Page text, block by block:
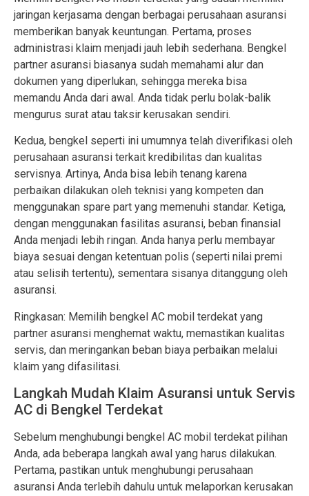
jaringan kerjasama dengan berbagai perusahaan asuransi
memberikan banyak keuntungan. Pertama, proses
administrasi klaim menjadi jauh lebih sederhana. Bengkel
partner asuransi biasanya sudah memahami alur dan
dokumen yang diperlukan, sehingga mereka bisa
memandu Anda dari awal. Anda tidak perlu bolak-balik
mengurus surat atau taksir kerusakan sendiri.
Kedua, bengkel seperti ini umumnya telah diverifikasi oleh
perusahaan asuransi terkait kredibilitas dan kualitas
servisnya. Artinya, Anda bisa lebih tenang karena
perbaikan dilakukan oleh teknisi yang kompeten dan
menggunakan spare part yang memenuhi standar. Ketiga,
dengan menggunakan fasilitas asuransi, beban finansial
Anda menjadi lebih ringan. Anda hanya perlu membayar
biaya sesuai dengan ketentuan polis (seperti nilai premi
atau selisih tertentu), sementara sisanya ditanggung oleh
asuransi.
Ringkasan: Memilih bengkel AC mobil terdekat yang
partner asuransi menghemat waktu, memastikan kualitas
servis, dan meringankan beban biaya perbaikan melalui
klaim yang difasilitasi.
Langkah Mudah Klaim Asuransi untuk Servis
AC di Bengkel Terdekat
Sebelum menghubungi bengkel AC mobil terdekat pilihan
Anda, ada beberapa langkah awal yang harus dilakukan.
Pertama, pastikan untuk menghubungi perusahaan
asuransi Anda terlebih dahulu untuk melaporkan kerusakan